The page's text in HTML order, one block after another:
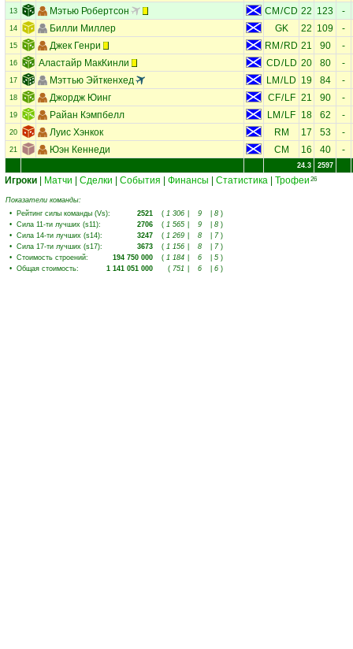
13 Мэтью Робертсон CM /CD 22 123 -
14 Билли Миллер GK 22 109 -
15 Джек Генри RM / RD 21 90 -
16 Аластайр МакКинли CD/LD 20 80 -
17 Мэттью Эйткенхед LM / LD 19 84 -
18 Джордж Юинг CF/LF 21 90 -
19 Райан Кэмпбелл LM / LF 18 62 -
20 Луис Хэнкок RM 17 53 -
21 Юэн Кеннеди CM 16 40 -
24.3 2597
Игроки Матчи Сделки События Финансы Статистика Трофеи 26
Показатели команды:
• Рейтинг силы команды (Vs): 2521 ( 1 306 9 8 )
• Сила 11-ти лучших (s11): 2706 ( 1 565 9 8 )
• Сила 14-ти лучших (s14): 3247 ( 1 269 8 7)
• Сила 17-ти лучших (s17): 3673 ( 1 156 8 7)
• Стоимость строений: 194 750 000 ( 1 184 6 5 )
• Общая стоимость: 1 141 051 000 ( 751 6 6 )